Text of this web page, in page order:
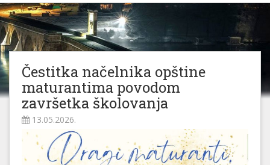
Čestitka načelnika opštine
maturantima povodom
završetka školovanja
13.05.2026.